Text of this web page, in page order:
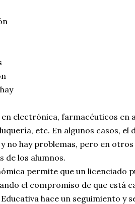
electrónica, farmacéuticos en
etc. En algunos casos, el
no hay problemas, pero en otros
de los alumnos.
permite que un licenciado
el compromiso de que está
hace un seguimiento y